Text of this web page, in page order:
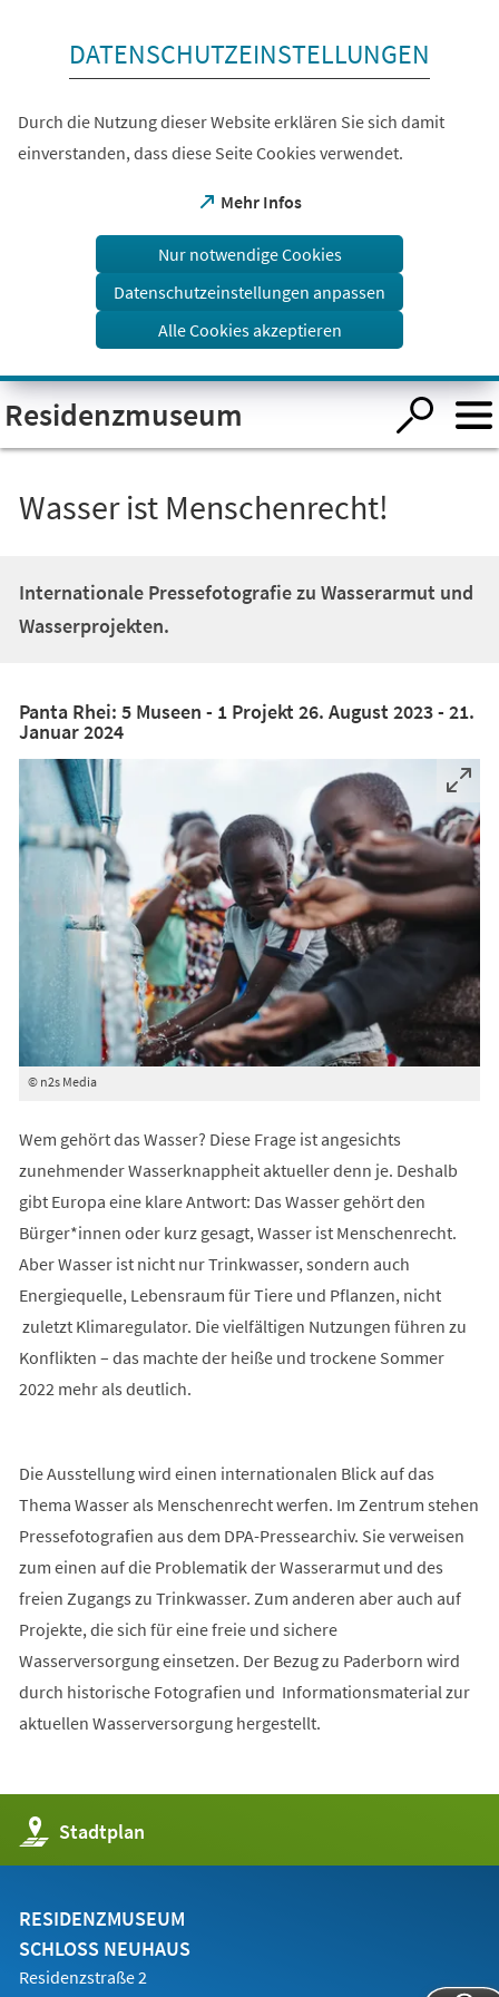
Visuelle
Assistenzsoftware
öffnen.
DATENSCHUTZEINSTELLUNGEN
Durch die Nutzung dieser Website erklären Sie sich damit
einverstanden, dass diese Seite Cookies verwendet.
Mehr Infos
(Öffnet
einem
Tab)
Nur notwendige Cookies
Datenschutzeinstellungen anpassen
Alle Cookies akzeptieren
Residenzmuseum
Wasser ist Menschenrecht!
Internationale Pressefotografie zu Wasserarmut und
Wasserprojekten.
Panta Rhei: 5 Museen - 1 Projekt 26. August 2023 - 21.
Januar 2024
© n2s Media
Wem gehört das Wasser? Diese Frage ist angesichts
zunehmender Wasserknappheit aktueller denn je. Deshalb
gibt Europa eine klare Antwort: Das Wasser gehört den
Bürger*innen oder kurz gesagt, Wasser ist Menschenrecht.
Aber Wasser ist nicht nur Trinkwasser, sondern auch
Energiequelle, Lebensraum für Tiere und Pflanzen, nicht
zuletzt Klimaregulator. Die vielfältigen Nutzungen führen zu
Konflikten – das machte der heiße und trockene Sommer
2022 mehr als deutlich.
Die Ausstellung wird einen internationalen Blick auf das
Thema Wasser als Menschenrecht werfen. Im Zentrum stehen
Pressefotografien aus dem DPA-Pressearchiv. Sie verweisen
zum einen auf die Problematik der Wasserarmut und des
freien Zugangs zu Trinkwasser. Zum anderen aber auch auf
Projekte, die sich für eine freie und sichere
Wasserversorgung einsetzen. Der Bezug zu Paderborn wird
durch historische Fotografien und Informationsmaterial zur
aktuellen Wasserversorgung hergestellt.
Stadtplan
(Öffnet
in
einem
Tab)
RESIDENZMUSEUM
SCHLOSS NEUHAUS
Residenzstraße 2